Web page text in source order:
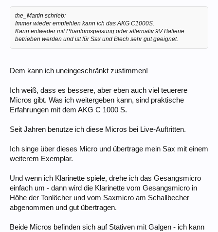
the_Martin schrieb:
Immer wieder empfehlen kann ich das AKG C1000S.
Kann entweder mit Phantomspeisung oder alternativ 9V Batterie
betrieben werden und ist für Sax und Blech sehr gut geeignet.
Dem kann ich uneingeschränkt zustimmen!
Ich weiß, dass es bessere, aber eben auch viel teuerere
Micros gibt. Was ich weitergeben kann, sind praktische
Erfahrungen mit dem AKG C 1000 S.
Seit Jahren benutze ich diese Micros bei Live-Auftritten.
Ich singe über dieses Micro und übertrage mein Sax mit einem
weiterem Exemplar.
Und wenn ich Klarinette spiele, drehe ich das Gesangsmicro
einfach um - dann wird die Klarinette vom Gesangsmicro in
Höhe der Tonlöcher und vom Saxmicro am Schallbecher
abgenommen und gut übertragen.
Beide Micros befinden sich auf Stativen mit Galgen - ich kann